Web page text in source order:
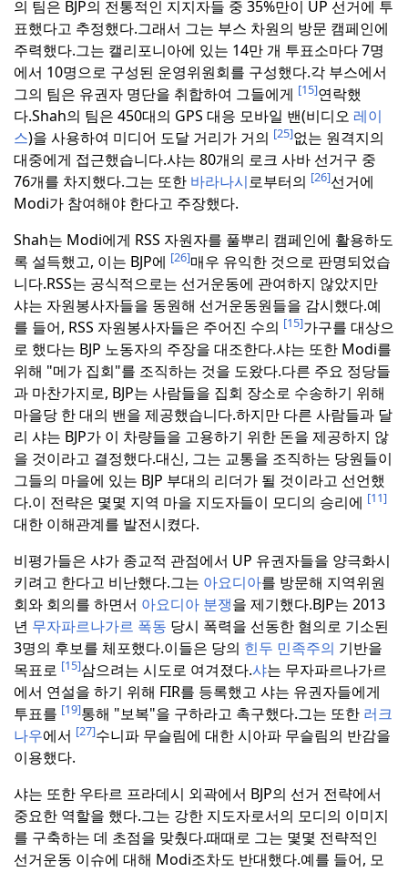
의 팀은 BJP의 전통적인 지지자들 중 35%만이 UP 선거에 투
표했다고 추정했다.그래서 그는 부스 차원의 방문 캠페인에
주력했다.그는 캘리포니아에 있는 14만 개 투표소마다 7명
에서 10명으로 구성된 운영위원회를 구성했다.각 부스에서
그의 팀은 유권자 명단을 취합하여 그들에게 [15]연락했
다.Shah의 팀은 450대의 GPS 대응 모바일 밴(비디오 레이
스)을 사용하여 미디어 도달 거리가 거의 [25]없는 원격지의
대중에게 접근했습니다.샤는 80개의 로크 사바 선거구 중
76개를 차지했다.그는 또한 바라나시로부터의 [26]선거에
Modi가 참여해야 한다고 주장했다.
Shah는 Modi에게 RSS 자원자를 풀뿌리 캠페인에 활용하도
록 설득했고, 이는 BJP에 [26]매우 유익한 것으로 판명되었습
니다.RSS는 공식적으로는 선거운동에 관여하지 않았지만
샤는 자원봉사자들을 동원해 선거운동원들을 감시했다.예
를 들어, RSS 자원봉사자들은 주어진 수의 [15]가구를 대상으
로 했다는 BJP 노동자의 주장을 대조한다.샤는 또한 Modi를
위해 "메가 집회"를 조직하는 것을 도왔다.다른 주요 정당들
과 마찬가지로, BJP는 사람들을 집회 장소로 수송하기 위해
마을당 한 대의 밴을 제공했습니다.하지만 다른 사람들과 달
리 샤는 BJP가 이 차량들을 고용하기 위한 돈을 제공하지 않
을 것이라고 결정했다.대신, 그는 교통을 조직하는 당원들이
그들의 마을에 있는 BJP 부대의 리더가 될 것이라고 선언했
다.이 전략은 몇몇 지역 마을 지도자들이 모디의 승리에 [11]
대한 이해관계를 발전시켰다.
비평가들은 샤가 종교적 관점에서 UP 유권자들을 양극화시
키려고 한다고 비난했다.그는 아요디아를 방문해 지역위원
회와 회의를 하면서 아요디아 분쟁을 제기했다.BJP는 2013
년 무자파르나가르 폭동 당시 폭력을 선동한 혐의로 기소된
3명의 후보를 체포했다.이들은 당의 힌두 민족주의 기반을
목표로 [15]삼으려는 시도로 여겨졌다.샤는 무자파르나가르
에서 연설을 하기 위해 FIR를 등록했고 샤는 유권자들에게
투표를 [19]통해 "보복"을 구하라고 촉구했다.그는 또한 러크
나우에서 [27]수니파 무슬림에 대한 시아파 무슬림의 반감을
이용했다.
샤는 또한 우타르 프라데시 외곽에서 BJP의 선거 전략에서
중요한 역할을 했다.그는 강한 지도자로서의 모디의 이미지
를 구축하는 데 초점을 맞췄다.때때로 그는 몇몇 전략적인
선거운동 이슈에 대해 Modi조차도 반대했다.예를 들어, 모